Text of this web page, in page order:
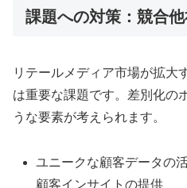
課題への対策：競合
リテールメディア市場が拡大
は重要な課題です。差別化の
うな要素が考えられます。
ユニークな顧客データの
顧客インサイトの提供